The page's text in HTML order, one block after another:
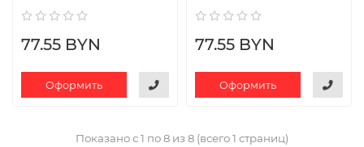
77.55 BYN
Оформить
77.55 BYN
Оформить
Показано с 1 по 8 из 8 (всего 1 страниц)